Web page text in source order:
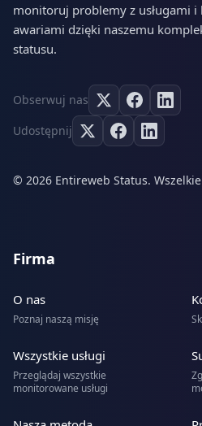
monitoruj problemy z usługami i
awariami dzięki naszemu
statusu.
Obserwuj nas
Udostępnij
© 2026 Entireweb Status.
Firma
O nas
Poznaj naszą misję
Wszystkie usługi
Przeglądaj wszystkie
monitorowane usługi